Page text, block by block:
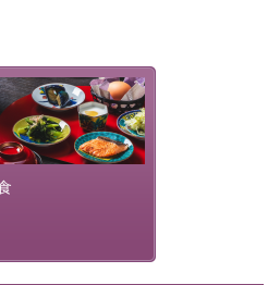
利用
参拝バス（事前予約制）
ィをご用意
した和食膳に使わ
、諏訪の名産品を
取り入れ、安心・
けた長野県産...